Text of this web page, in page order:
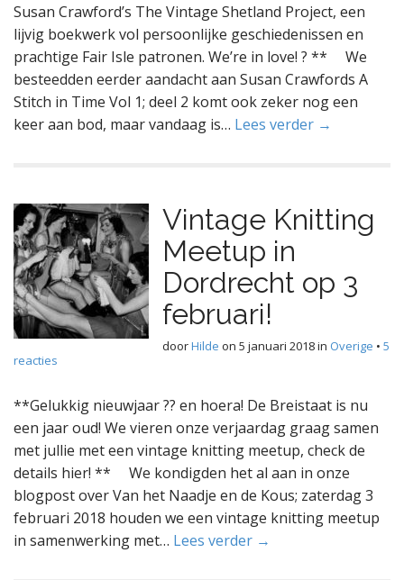
Susan Crawford’s The Vintage Shetland Project, een
lijvig boekwerk vol persoonlijke geschiedenissen en
prachtige Fair Isle patronen. We’re in love! ? ** We
besteedden eerder aandacht aan Susan Crawfords A
Stitch in Time Vol 1; deel 2 komt ook zeker nog een
keer aan bod, maar vandaag is… Lees verder →
Vintage Knitting
Meetup in
Dordrecht op 3
februari!
doorHilde on 5 januari 2018in Overige • 5
reacties
**Gelukkig nieuwjaar ?? en hoera! De Breistaat is nu
een jaar oud! We vieren onze verjaardag graag samen
met jullie met een vintage knitting meetup, check de
details hier! ** We kondigden het al aan in onze
blogpost over Van het Naadje en de Kous; zaterdag 3
februari 2018 houden we een vintage knitting meetup
in samenwerking met… Lees verder →